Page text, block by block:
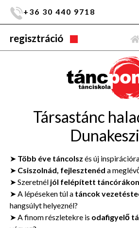
+36 30 440 9718
regisztráció
Társastánc
➤ Több éve táncolsz és új
➤ Csiszolnád, fejlesztenéd a
➤ Szeretnél jól felépített táncórákon
➤ A lépéseken túl a táncok
hangsúlyt helyeznél?
➤ A finom részletekre is odafigyelő